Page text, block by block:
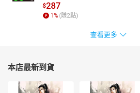
$287
1 % (賺2點)
查看更多
本店最新到貨